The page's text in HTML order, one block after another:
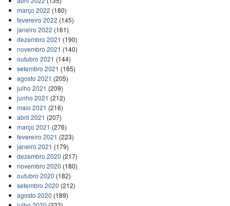
março 2022 (180)
fevereiro 2022 (145)
janeiro 2022 (161)
dezembro 2021 (190)
novembro 2021 (140)
outubro 2021 (144)
setembro 2021 (165)
agosto 2021 (205)
julho 2021 (209)
junho 2021 (212)
maio 2021 (216)
abril 2021 (207)
março 2021 (276)
fevereiro 2021 (223)
janeiro 2021 (179)
dezembro 2020 (217)
novembro 2020 (180)
outubro 2020 (182)
setembro 2020 (212)
agosto 2020 (189)